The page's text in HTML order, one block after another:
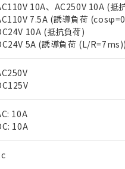
10A、AC250V 10A (抵
7.5A (誘導負荷
10A (抵抗負荷)
5A (誘導負荷 (L/R=7ms))
10A
10A
指令（10物質）の非含有
指令（10物質）の非含有に
RoHS指令（10物質）の非含
り、非含有部品としていたも
表